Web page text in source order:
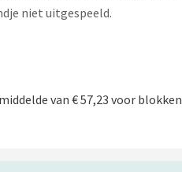
niet uitgespeeld.
van € 57,23 voor